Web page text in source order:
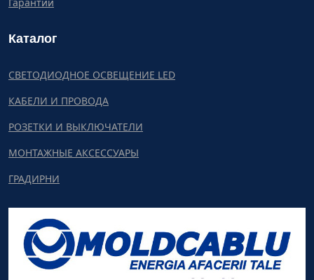
Каталог
СВЕТОДИОДНОЕ ОСВЕЩЕНИЕ LED
КАБЕЛИ И ПРОВОДА
РОЗЕТКИ И ВЫКЛЮЧАТЕЛИ
МОНТАЖНЫЕ АКСЕССУАРЫ
ГРАДИРНИ